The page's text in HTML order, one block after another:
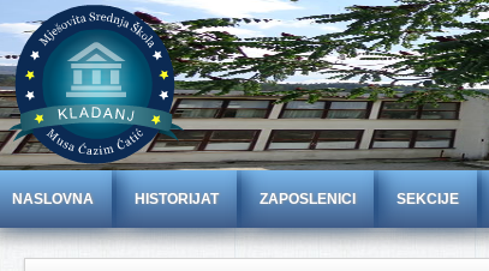
NASLOVNA HISTORIJAT ZAPOSLENICI SEKCIJE